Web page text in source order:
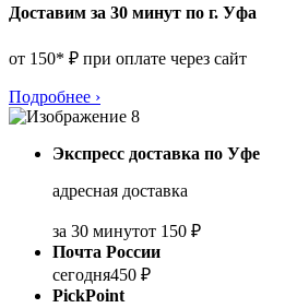
Доставим за 30 минут по г. Уфа
от 150* ₽ при оплате через сайт
Подробнее ›
Экспресс доставка по Уфе
адресная доставка
за 30 минутот 150 ₽
Почта России
сегодня450 ₽
PickPoint